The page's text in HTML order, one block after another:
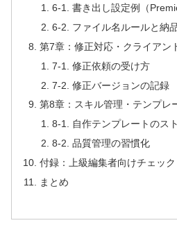
6-1. 書き出し設定例（
6-2. ファイル名ルールと納
第7章：修正対応・クライアン
7-1. 修正依頼の受け方
7-2. 修正バージョンの記録
第8章：スキル管理・テンプレ
8-1. 自作テンプレートのス
8-2. 品質管理の習慣化
付録：上級編集者向けチェック
まとめ